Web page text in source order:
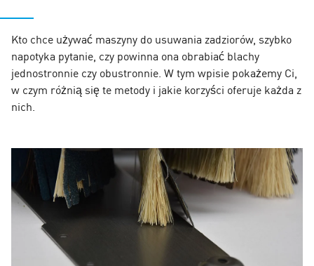
Kto chce używać maszyny do usuwania zadziorów, szybko
napotyka pytanie, czy powinna ona obrabiać blachy
jednostronnie czy obustronnie. W tym wpisie pokażemy Ci,
w czym różnią się te metody i jakie korzyści oferuje każda z
nich.